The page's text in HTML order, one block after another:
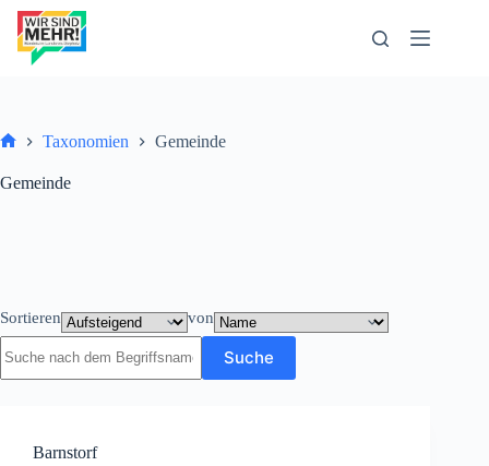
Zum
Inhalt
springen
Taxonomien Gemeinde
Gemeinde
Sortieren von
Suche
Barnstorf